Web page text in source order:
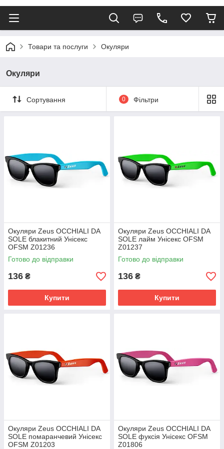
Товари та послуги Окуляри
Окуляри
Сортування 0 Фільтри
Окуляри Zeus OCCHIALI DA
SOLE блакитний Унісекс
OFSM Z01236
Готово до відправки
136 ₴
Купити
Окуляри Zeus OCCHIALI DA
SOLE лайм Унісекс OFSM
Z01237
Готово до відправки
136 ₴
Купити
Окуляри Zeus OCCHIALI DA
SOLE помаранчевий Унісекс
OFSM Z01203
Окуляри Zeus OCCHIALI DA
SOLE фуксія Унісекс OFSM
Z01806